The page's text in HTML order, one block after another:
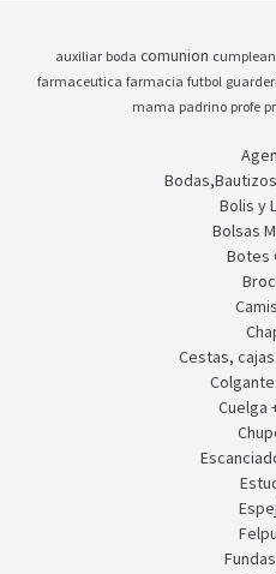
auxiliar boda comunion
farmaceutica farmacia futbol
mama padrino profe
Bolis y
Bolsas
Botes
Cestas,
Cuelga